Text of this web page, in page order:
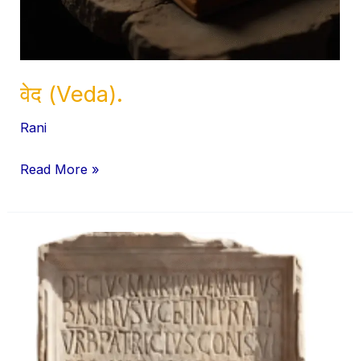
वेद (Veda).
Rani
Read More »
अभिलेख
(Epigraph/Inscription)